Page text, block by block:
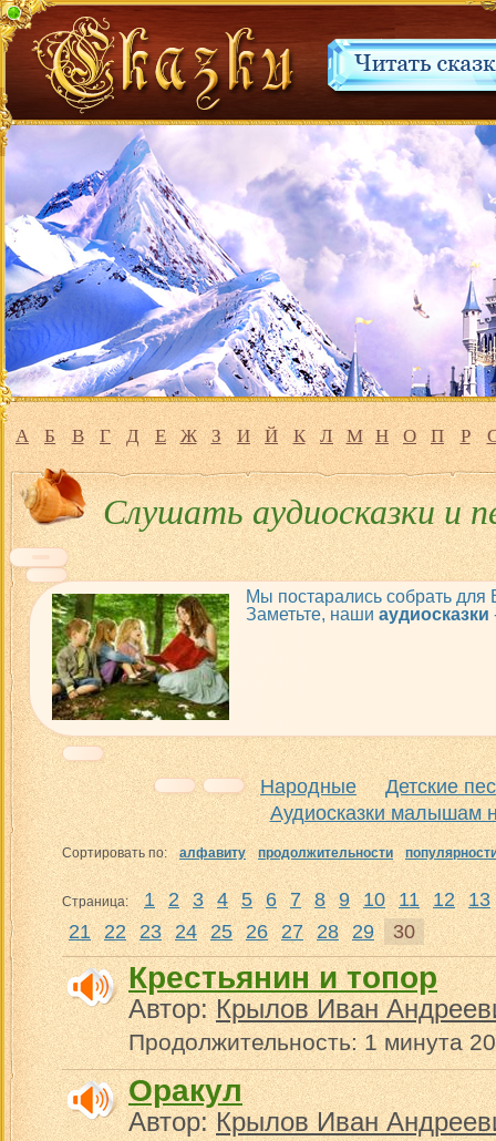
А Б В Г Д Е Ж З И Й К Л М Н О П Р
Слушать аудиосказки и
Мы постарались собрать
Заметьте, наши аудиосказки
Народные
Детские
Аудиосказки малышам
Сортировать по: алфавиту продолжительности
Страница: 1 2 3 4 5 6 7 8 9 10 11 12 13
21
22 23 24 25 26 27 28 29 30
Крестьянин и топор
Автор:Крылов Иван
Продолжительность: 1 минута
Оракул
Автор:Крылов Иван